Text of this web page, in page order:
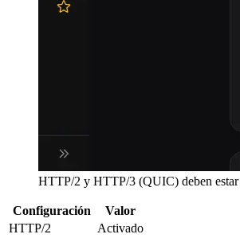
HTTP/2 y HTTP/3 (QUIC) deben estar
Configuración
Valor
HTTP/2
Activado